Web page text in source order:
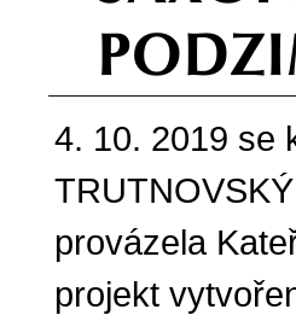
4. 10. 2019 se
provázela
projekt